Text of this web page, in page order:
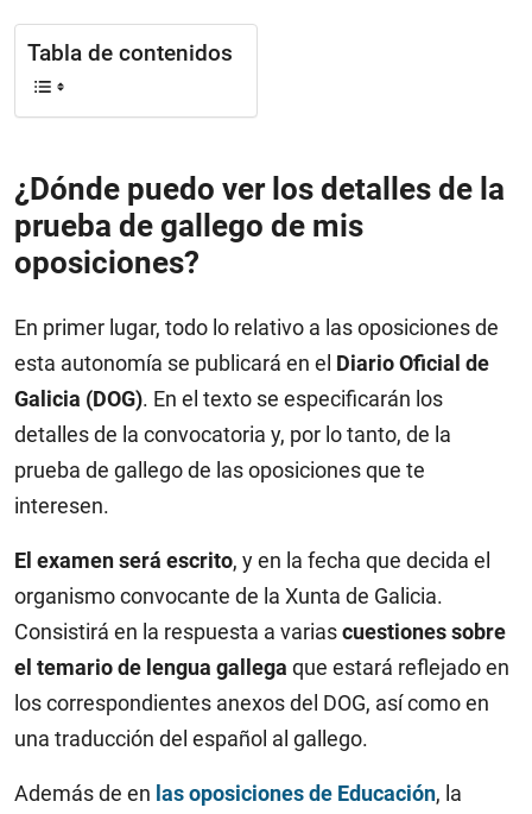
Tabla de contenidos
¿Dónde puedo ver los detalles de la
prueba de gallego de mis
oposiciones?
En primer lugar, todo lo relativo a las oposiciones de
esta autonomía se publicará en el Diario Oficial de
Galicia (DOG). En el texto se especificarán los
detalles de la convocatoria y, por lo tanto, de la
prueba de gallego de las oposiciones que te
interesen.
El examen será escrito, y en la fecha que decida el
organismo convocante de la Xunta de Galicia.
Consistirá en la respuesta a variascuestiones sobre
el temario de lengua gallega que estará reflejado en
los correspondientes anexos del DOG, así como en
una traducción del español al gallego.
Además de en las oposiciones de Educación, la